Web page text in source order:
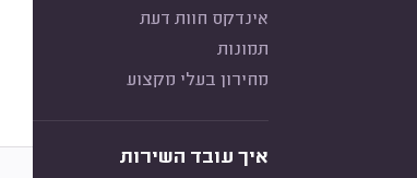
אינדקס חוות דעת
תמונות
מחירון בעלי מקצוע
איך עובד השירות